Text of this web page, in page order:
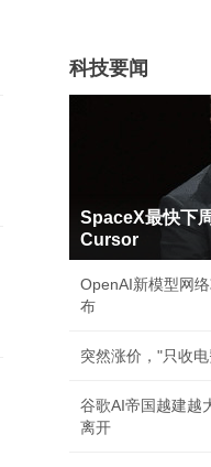
科技要闻
SpaceX最快下
Cursor
OpenAI新模型网
布
突然涨价，"只收
谷歌AI帝国越建越
离开